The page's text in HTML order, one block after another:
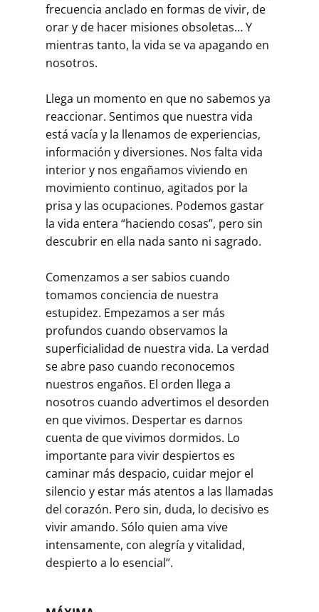
frecuencia anclado en formas de vivir, de
orar y de hacer misiones obsoletas… Y
mientras tanto, la vida se va apagando en
nosotros.
Llega un momento en que no sabemos ya
reaccionar. Sentimos que nuestra vida
está vacía y la llenamos de experiencias,
información y diversiones. Nos falta vida
interior y nos engañamos viviendo en
movimiento continuo, agitados por la
prisa y las ocupaciones. Podemos gastar
la vida entera “haciendo cosas”, pero sin
descubrir en ella nada santo ni sagrado.
Comenzamos a ser sabios cuando
tomamos conciencia de nuestra
estupidez. Empezamos a ser más
profundos cuando observamos la
superficialidad de nuestra vida. La verdad
se abre paso cuando reconocemos
nuestros engaños. El orden llega a
nosotros cuando advertimos el desorden
en que vivimos. Despertar es darnos
cuenta de que vivimos dormidos. Lo
importante para vivir despiertos es
caminar más despacio, cuidar mejor el
silencio y estar más atentos a las llamadas
del corazón. Pero sin, duda, lo decisivo es
vivir amando. Sólo quien ama vive
intensamente, con alegría y vitalidad,
despierto a lo esencial”.